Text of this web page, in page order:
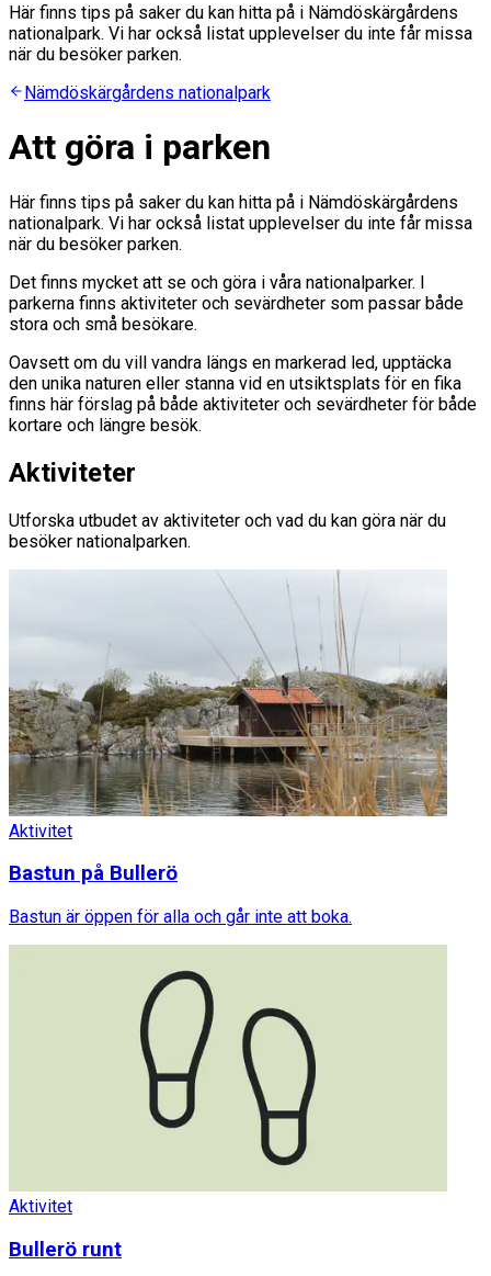
Här finns tips på saker du kan hitta på i Nämdöskärgårdens
nationalpark. Vi har också listat upplevelser du inte får missa
när du besöker parken.
Nämdöskärgårdens nationalpark
Att göra i parken
Här finns tips på saker du kan hitta på i Nämdöskärgårdens
nationalpark. Vi har också listat upplevelser du inte får missa
när du besöker parken.
Det finns mycket att se och göra i våra nationalparker. I
parkerna finns aktiviteter och sevärdheter som passar både
stora och små besökare.
Oavsett om du vill vandra längs en markerad led, upptäcka
den unika naturen eller stanna vid en utsiktsplats för en fika
finns här förslag på både aktiviteter och sevärdheter för både
kortare och längre besök.
Aktiviteter
Utforska utbudet av aktiviteter och vad du kan göra när du
besöker nationalparken.
Aktivitet
Bastun på Bullerö
Bastun är öppen för alla och går inte att boka.
Aktivitet
Bullerö runt